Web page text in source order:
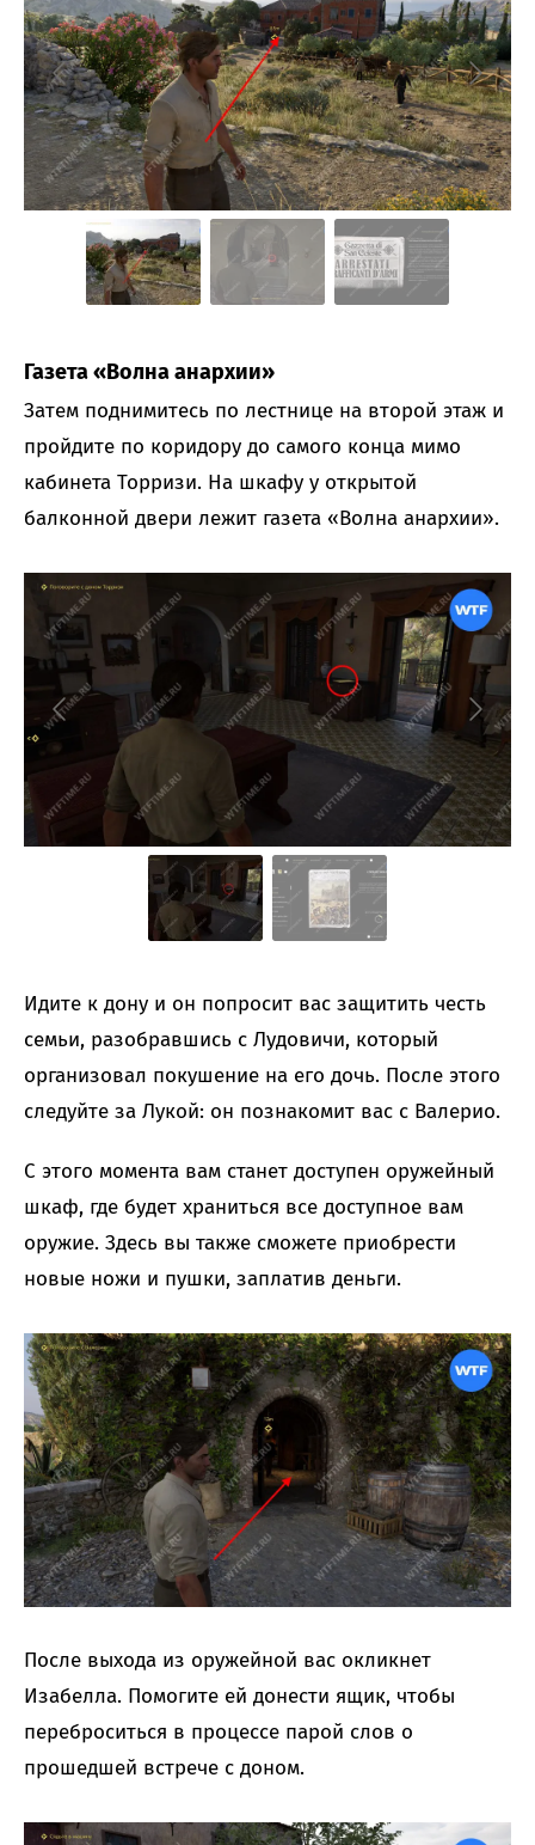
Газета «Волна анархии»
Затем поднимитесь по лестнице на второй этаж и
пройдите по коридору до самого конца мимо
кабинета Торризи. На шкафу у открытой
балконной двери лежит газета «Волна анархии».
Идите к дону и он попросит вас защитить честь
семьи, разобравшись с Лудовичи, который
организовал покушение на его дочь. После этого
следуйте за Лукой: он познакомит вас с Валерио.
С этого момента вам станет доступен оружейный
шкаф, где будет храниться все доступное вам
оружие. Здесь вы также сможете приобрести
новые ножи и пушки, заплатив деньги.
После выхода из оружейной вас окликнет
Изабелла. Помогите ей донести ящик, чтобы
переброситься в процессе парой слов о
прошедшей встрече с доном.